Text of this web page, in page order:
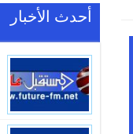
أحدث الأخبار